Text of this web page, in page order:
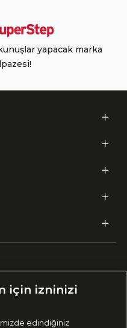
yapacak marka
için izninizi
edindiğiniz